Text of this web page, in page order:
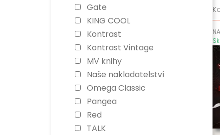
Gate
KING COOL
Kontrast
Kontrast Vintage
MV knihy
Naše nakladatelství
Omega Classic
Pangea
Red
TALK